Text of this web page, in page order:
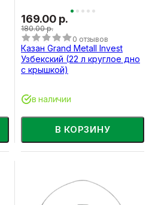
169.00 р.
180.00 р.
0 отзывов
Казан Grand Metall Invest
Узбекский (22 л круглое дно
с крышкой)
В КОРЗИНУ
в наличии